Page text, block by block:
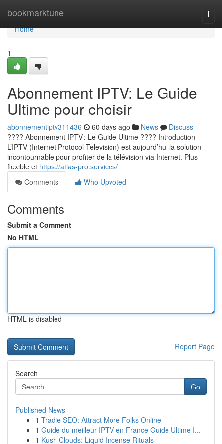
bookmarktune
Home
Home
1
Abonnement IPTV: Le Guide
Ultime pour choisir
abonnementiptv311436 60 days ago News
Discuss
???? Abonnement IPTV : Le Guide Ultime ???? Introduction
L’IPTV (Internet Protocol Television) est aujourd’hui la solution
incontournable pour profiter de la télévision via Internet. Plus
flexible et https://atlas-pro.services/
Comments
Who Upvoted
Comments
Submit a Comment
No HTML
HTML is disabled
Report Page
Search
Go
Published News
1 Tradie SEO: Attract More Folks Online
1 Guide du meilleur IPTV en France Guide Ultime I...
1 Kush Clouds: Liquid Incense Rituals